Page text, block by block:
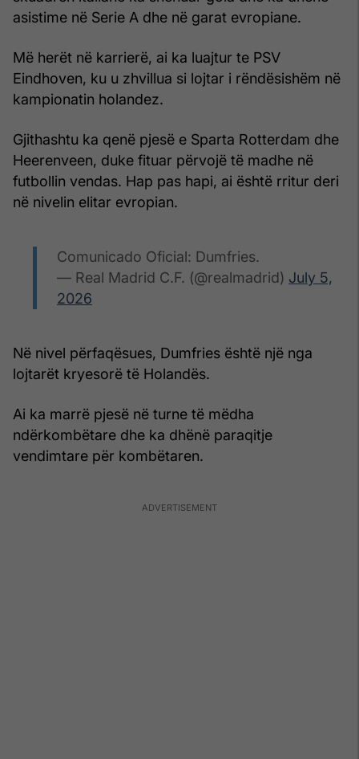
asistime në Serie A dhe në garat evropiane.
Më herët në karrierë, ai ka luajtur te PSV
Eindhoven, ku u zhvillua si lojtar i rëndësishëm në
kampionatin holandez.
Gjithashtu ka qenë pjesë e Sparta Rotterdam dhe
Heerenveen, duke fituar përvojë të madhe në
futbollin vendas. Hap pas hapi, ai është rritur deri
në nivelin elitar evropian.
Comunicado Oficial: Dumfries.
— Real Madrid C.F. (@realmadrid) July 5,
2026
Në nivel përfaqësues, Dumfries është një nga
lojtarët kryesorë të Holandës.
Ai ka marrë pjesë në turne të mëdha
ndërkombëtare dhe ka dhënë paraqitje
vendimtare për kombëtaren.